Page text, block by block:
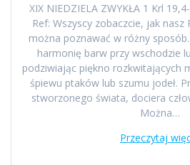
XIX NIEDZIELA ZWYKŁA 1 Krl
Ref: Wszyscy zobaczcie, jak
można poznawać w różny
harmonię barw przy wschodzie
podziwiając piękno rozkwitających
śpiewu ptaków lub szumu jodeł.
stworzonego świata, dociera
Można…
Przeczytaj